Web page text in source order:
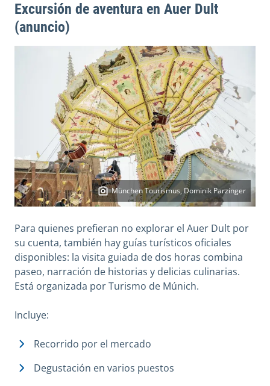
Excursión de aventura en Auer Dult
(anuncio)
München Tourismus, Dominik Parzinger
Para quienes prefieran no explorar el Auer Dult por
su cuenta, también hay guías turísticos oficiales
disponibles: la visita guiada de dos horas combina
paseo, narración de historias y delicias culinarias.
Está organizada por Turismo de Múnich.
Incluye:
Recorrido por el mercado
Degustación en varios puestos